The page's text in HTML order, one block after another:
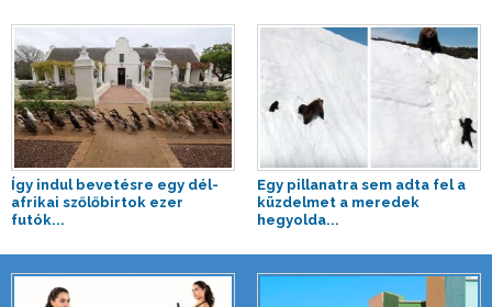
Így indul bevetésre egy dél-
afrikai szőlőbirtok ezer
futók...
Egy pillanatra sem adta fel a
küzdelmet a meredek
hegyolda...